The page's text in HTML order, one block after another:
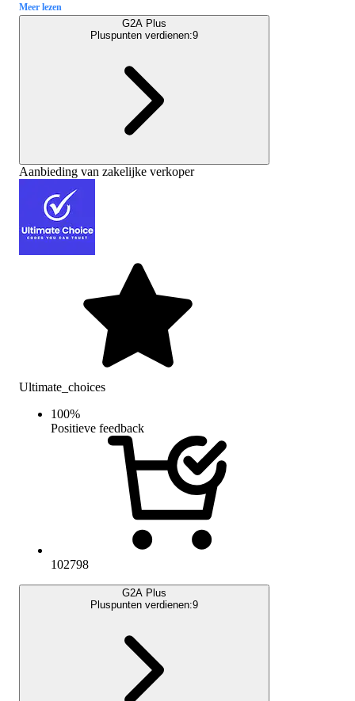
Meer lezen
G2A Plus
Pluspunten verdienen:9
Aanbieding van zakelijke verkoper
Ultimate_choices
100%
Positieve feedback
102798
G2A Plus
Pluspunten verdienen:9